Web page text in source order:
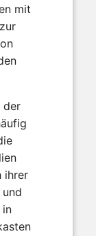
mit
der
ihrer
in